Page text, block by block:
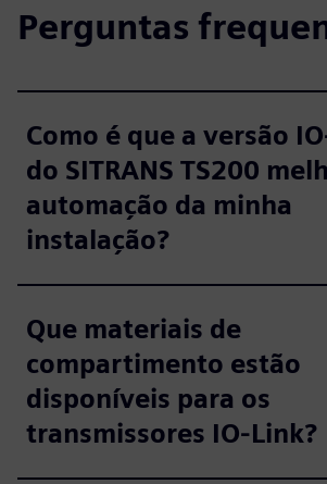
Perguntas
Como é que a versão
do SITRANS TS200
automação da minha
instalação?
Que materiais de
compartimento estão
disponíveis para os
transmissores IO-Link?